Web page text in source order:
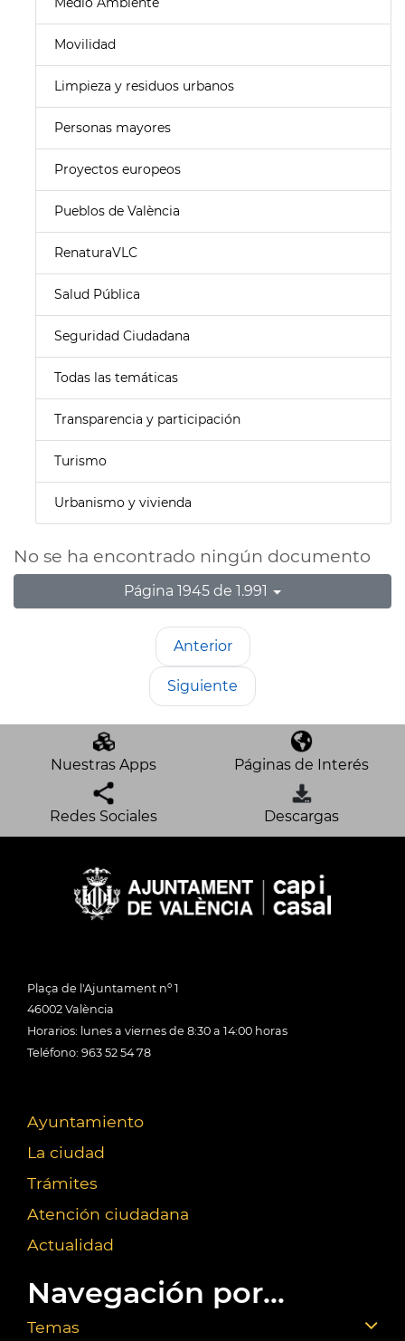
Movilidad
Limpieza y residuos urbanos
Personas mayores
Proyectos europeos
Pueblos de València
RenaturaVLC
Salud Pública
Seguridad Ciudadana
Todas las temáticas
Transparencia y participación
Turismo
Urbanismo y vivienda
No se ha encontrado ningún documento
Página 1945 de 1.991
Anterior
Siguiente
Nuestras Apps Páginas de Interés
Redes Sociales Descargas
Plaça de l'Ajuntament nº 1
46002 València
Horarios: lunes a viernes de 8:30 a 14:00 horas
Teléfono: 963 52 54 78
Ayuntamiento
La ciudad
Trámites
Atención ciudadana
Actualidad
Navegación por...
Temas